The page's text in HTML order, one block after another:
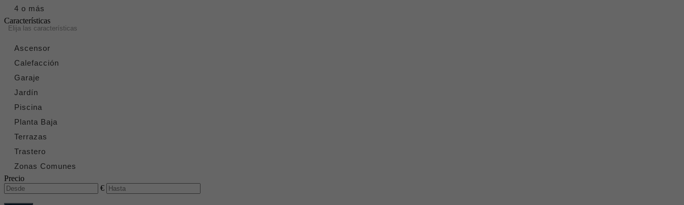
4 o más
Características
Elija las características
Ascensor
Calefacción
Garaje
Jardín
Piscina
Planta Baja
Terrazas
Trastero
Zonas Comunes
Precio
€